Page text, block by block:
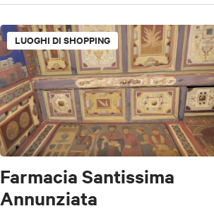
LUOGHI DI SHOPPING
Farmacia Santissima
Annunziata